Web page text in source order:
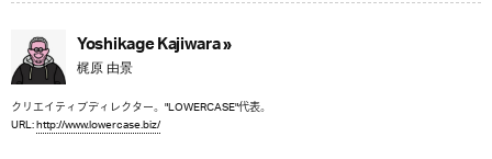
Yoshikage Kajiwara »
梶原 由景
クリエイティブディレクター。"LOWERCASE"代表。
URL:http://www.lowercase.biz/